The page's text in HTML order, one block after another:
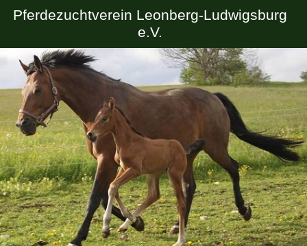
Pferdezuchtverein Leonberg-Ludwigsburg
e.V.